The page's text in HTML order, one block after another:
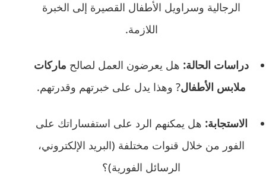
الرجالية وسراويل الأطفال القصيرة إلى الخبرة
اللازمة.
دراسات الحالة: هل يعرضون العمل لصالح ماركات
ملابس الأطفال? وهذا يدل على خبرتهم وقدرتهم.
الاستجابة: هل يمكنهم الرد على استفساراتك على
الفور من خلال قنوات مختلفة (البريد الإلكتروني،
الرسائل الفورية)؟